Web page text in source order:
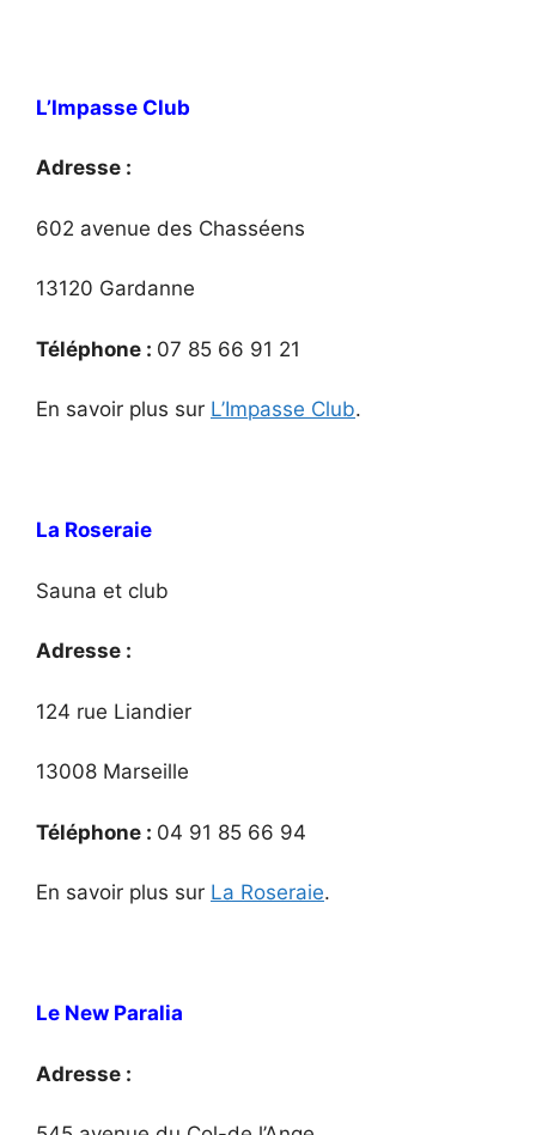
L’Impasse Club
Adresse :
602 avenue des Chasséens
13120 Gardanne
Téléphone : 07 85 66 91 21
En savoir plus sur L’Impasse Club.
La Roseraie
Sauna et club
Adresse :
124 rue Liandier
13008 Marseille
Téléphone : 04 91 85 66 94
En savoir plus sur La Roseraie.
Le New Paralia
Adresse :